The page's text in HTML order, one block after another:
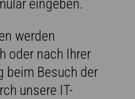
eingeben.
werden
oder nach Ihrer
beim Besuch der
unsere IT-